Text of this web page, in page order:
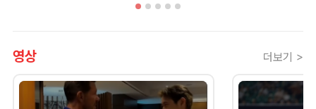
영상 더보기 >